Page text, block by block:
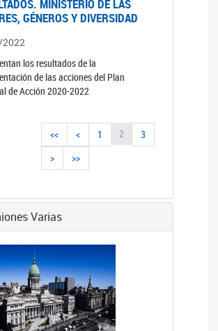
MINISTERIO DE LAS
GÉNEROS Y DIVERSIDAD
los resultados de la
de las acciones del Plan
de Acción 2020-2022
<< < 1 2
3
>
>>
Varias